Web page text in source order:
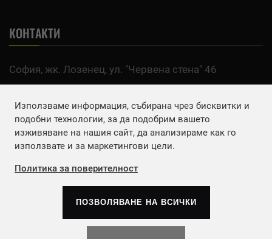
КОНТАКТИ
София, жк. Лозенец, ул. "Червена стена" 46
Email: office@agro.bg
FACEBOOK
Copyrights © 2026Агенция Европа ЕООД
Използваме информация, събирана чрез бисквитки и
подобни технологии, за да подобрим вашето
изживяване на нашия сайт, да анализираме как го
използвате и за маркетингови цели.
Политика за поверителност
ПОЗВОЛЯВАНЕ НА ВСИЧКИ